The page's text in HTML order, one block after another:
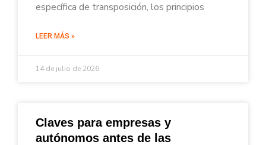
específica de transposición, los principios
LEER MÁS »
14 de julio de 2026
Claves para empresas y
autónomos antes de las